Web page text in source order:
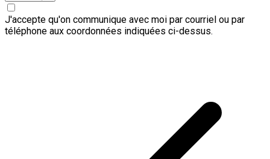
J'accepte qu'on communique avec moi par courriel ou par
téléphone aux coordonnées indiquées ci-dessus.